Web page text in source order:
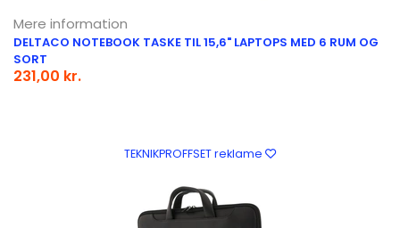
Mere information
DELTACO NOTEBOOK TASKE TIL 15,6" LAPTOPS MED 6 RUM OG
SORT
231,00 kr.
TEKNIKPROFFSET reklame